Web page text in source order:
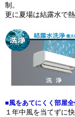
制。
更に夏場は結露水で
■風をあてにくく部屋
１年中風を当てずに快